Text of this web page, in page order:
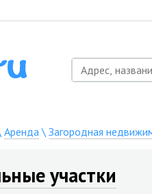
Аренда\ Загородная
участки